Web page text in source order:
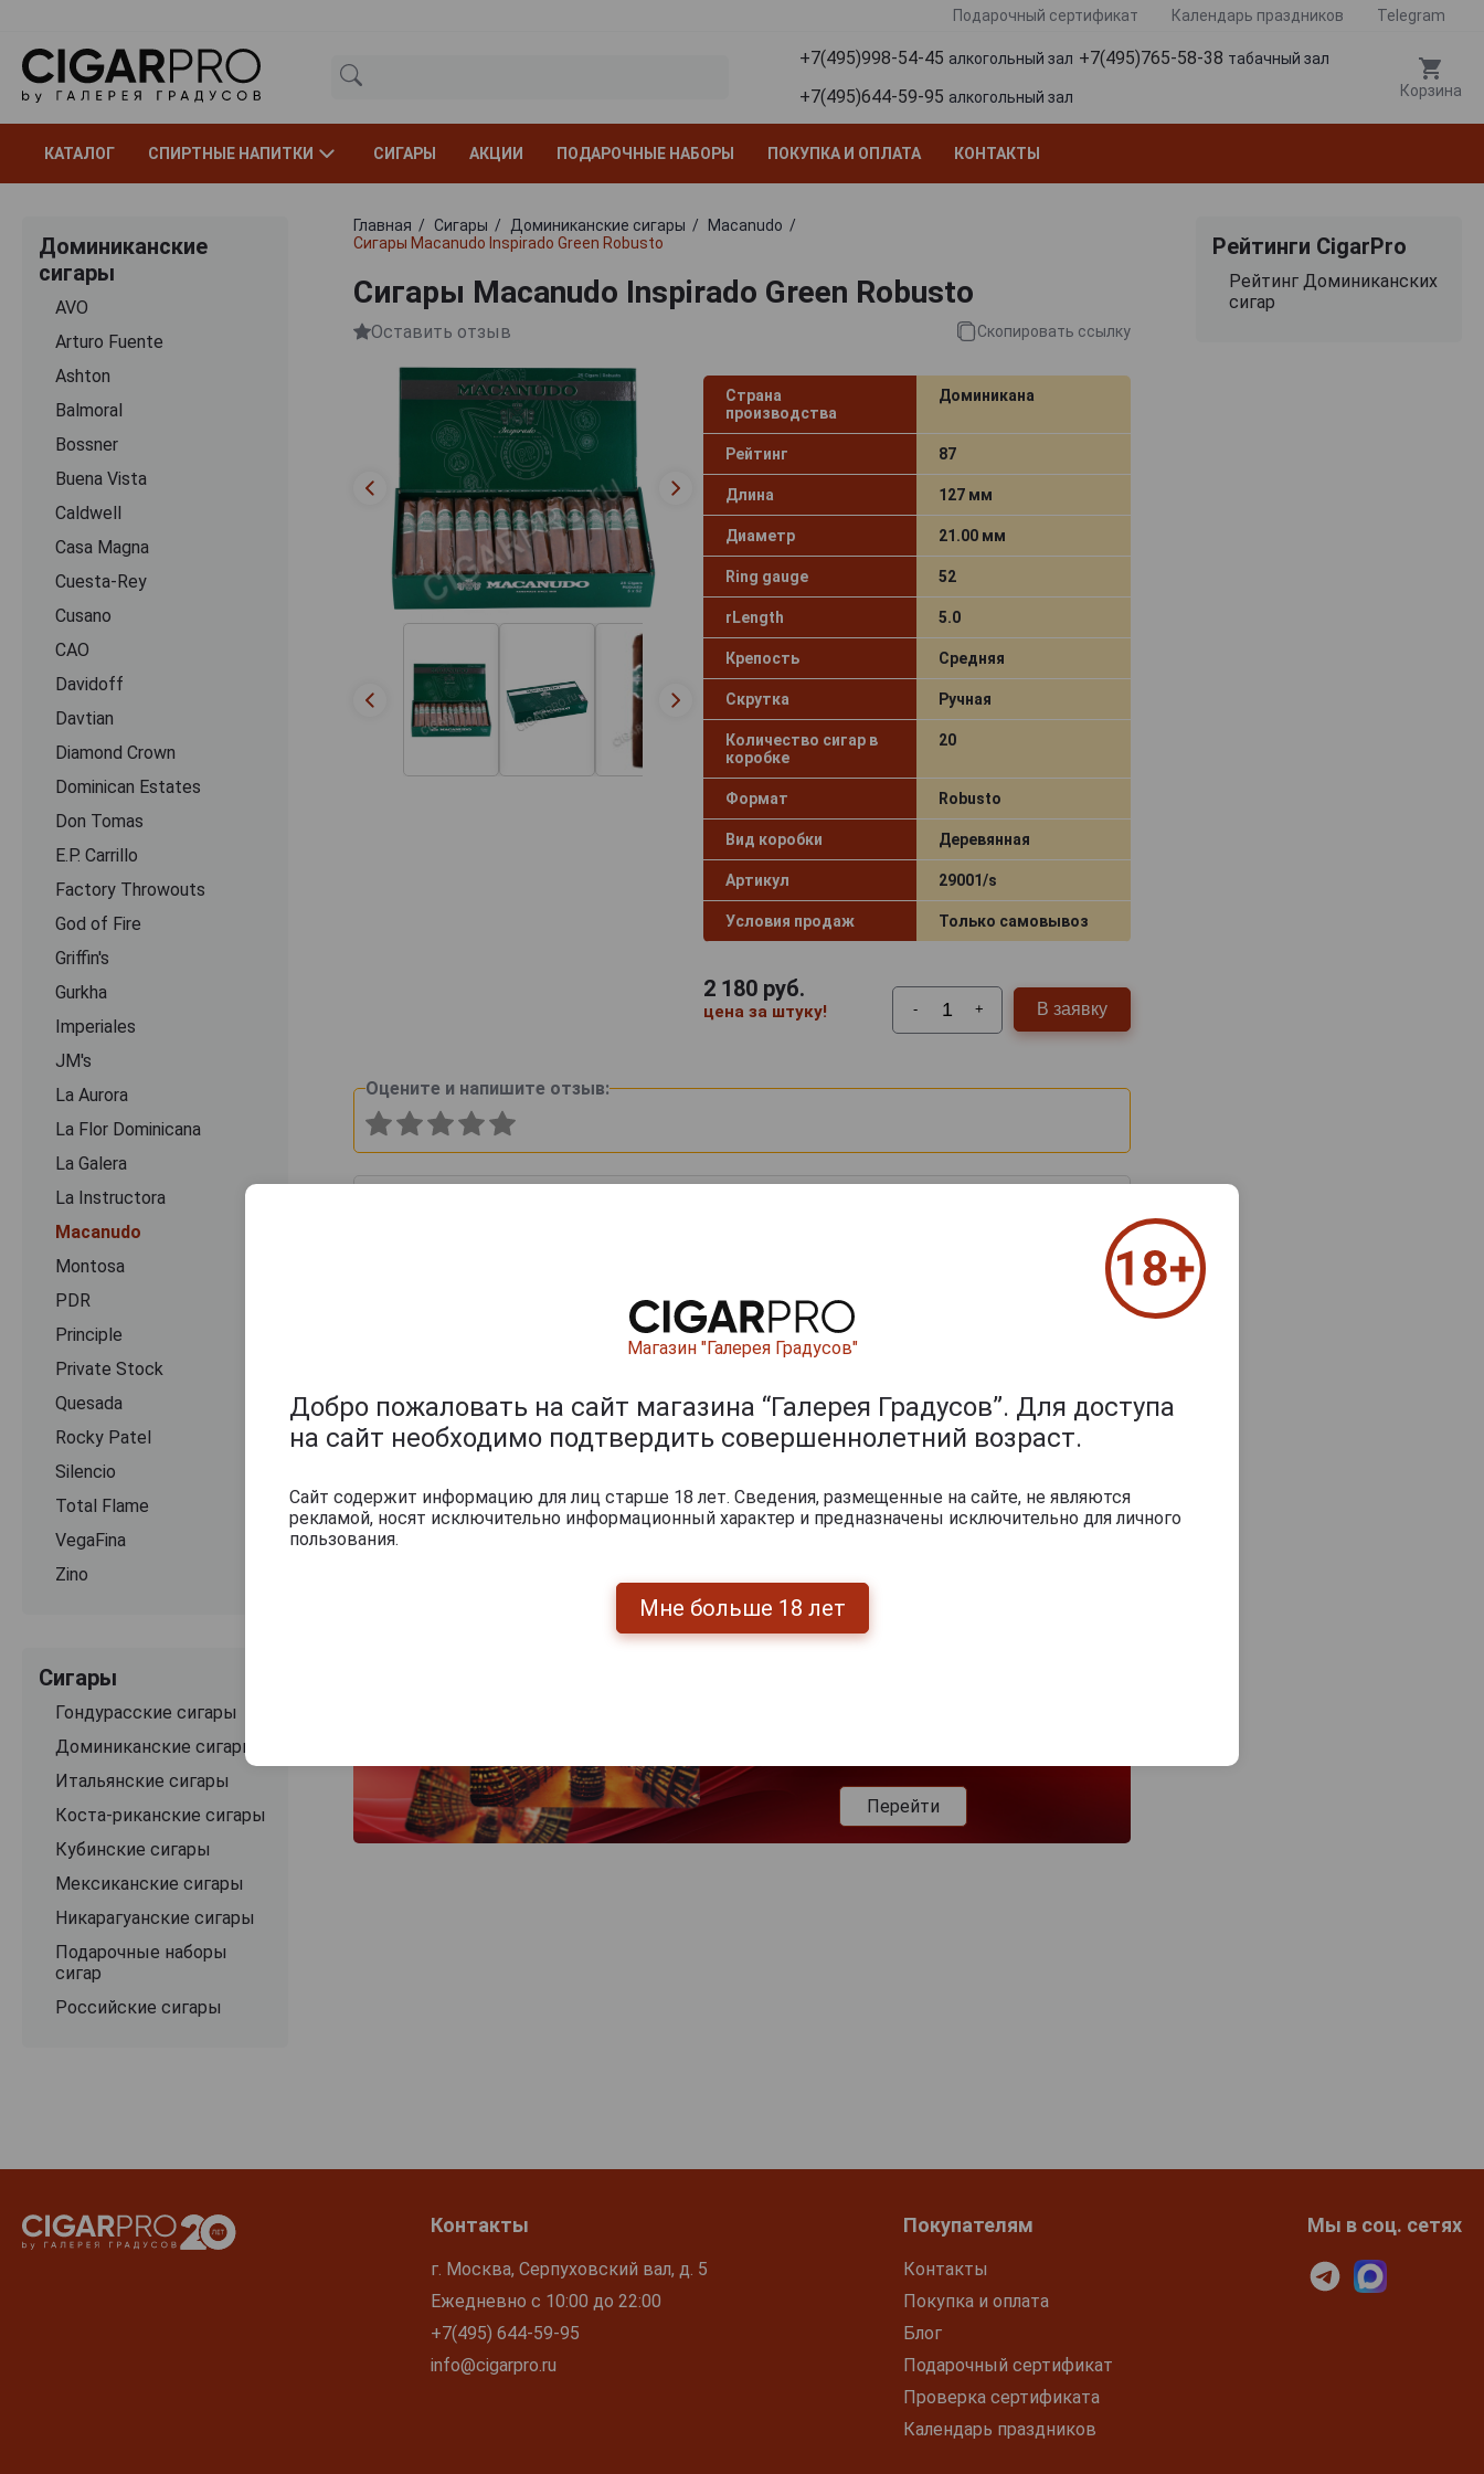
Подарочный сертификат Календарь праздников Telegram
+7(495)998-54-45 алкогольный зал +7(495)765-58-38 табачный зал
+7(495)644-59-95 алкогольный зал Корзина
КАТАЛОГ СПИРТНЫЕ НАПИТКИ СИГАРЫ АКЦИИ ПОДАРОЧНЫЕ НАБОРЫ ПОКУПКА И ОПЛАТА КОНТАКТЫ
Доминиканские
сигары
AVO
Arturo Fuente
Ashton
Balmoral
Bossner
Buena Vista
Caldwell
Casa Magna
Cuesta-Rey
Cusano
CАО
Davidoff
Davtian
Diamond Crown
Dominican Estates
Don Tomas
E.P. Carrillo
Factory Throwouts
God of Fire
Griffin's
Gurkha
Imperiales
JM's
La Aurora
La Flor Dominicana
La Galera
La Instructora
Macanudo
Montosa
PDR
Principle
Private Stock
Quesada
Rocky Patel
Silencio
Total Flame
VegaFina
Zino
Сигары
Гондурасские сигары
Доминиканские сигары
Итальянские сигары
Коста-риканские сигары
Кубинские сигары
Мексиканские сигары
Никарагуанские сигары
Подарочные наборы
сигар
Российские сигары
Главная Сигары Доминиканские сигары
Macanudo
Сигары Macanudo Inspirado Green Robusto
Сигары Macanudo Inspirado Green Robusto
Оставить отзыв Скопировать ссылку
Страна
производства
Доминикана
Рейтинг 87
Длина 127 мм
Диаметр 21.00 мм
Ring gauge 52
rLength 5.0
Крепость Средняя
Скрутка Ручная
Количество сигар в
коробке
20
Формат Robusto
Вид коробки Деревянная
Артикул 29001/s
Условия продаж Только самовывоз
2 180руб.
цена за штуку! - + В заявку
Оцените и напишите отзыв:
из 2000 знаков
Перейти
Рейтинги CigarPro
Рейтинг Доминиканских
сигар
Контакты
г. Москва, Серпуховский вал, д. 5
Ежедневно с 10:00 до 22:00
+7(495) 644-59-95
info@cigarpro.ru
Покупателям
Контакты
Покупка и оплата
Блог
Подарочный сертификат
Проверка сертификата
Календарь праздников
Мы в соц. сетях
Магазин "Галерея Градусов"
Добро пожаловать на сайт магазина “Галерея Градусов”. Для доступа
на сайт необходимо подтвердить совершеннолетний возраст.
Сайт содержит информацию для лиц старше 18 лет. Сведения, размещенные на сайте, не являются
рекламой, носят исключительно информационный характер и предназначены исключительно для личного
пользования.
Мне больше 18 лет